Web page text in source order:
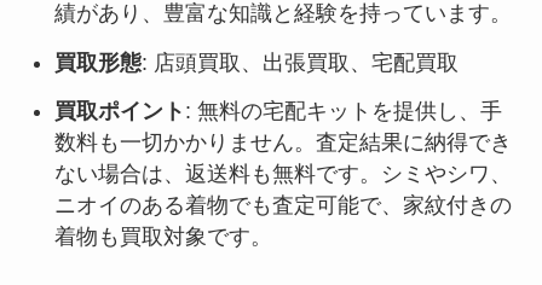
績があり、豊富な知識と経験を持っています。
買取形態: 店頭買取、出張買取、宅配買取
買取ポイント : 無料の宅配キットを提供し、手
数料も一切かかりません。査定結果に納得でき
ない場合は、返送料も無料です。シミやシワ、
ニオイのある着物でも査定可能で、家紋付きの
着物も買取対象です。